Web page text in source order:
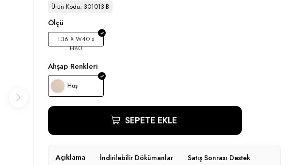
Ürün Kodu: 301013-B
Ahşap Renkleri
Huş
Ölçü
L36 X W40 x
H80
SEPETE EKLE
Açıklama İndirilebilir Dökümanlar Satış Sonrası Destek